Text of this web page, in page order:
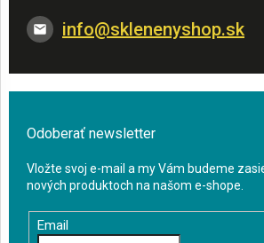
info@sklenenyshop.sk
Odoberať newsletter
Vložte svoj e-mail a my Vám budeme
nových produktoch na našom e-shope.
Email